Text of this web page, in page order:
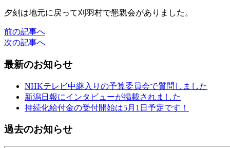
夕刻は地元に戻って刈羽村で懇親会がありました。
前の記事へ
次の記事へ
最新のお知らせ
NHKテレビ中継入りの予算委員会で質問しました
新潟日報にインタビューが掲載されました
持続化給付金の受付開始は5月1日予定です！
過去のお知らせ